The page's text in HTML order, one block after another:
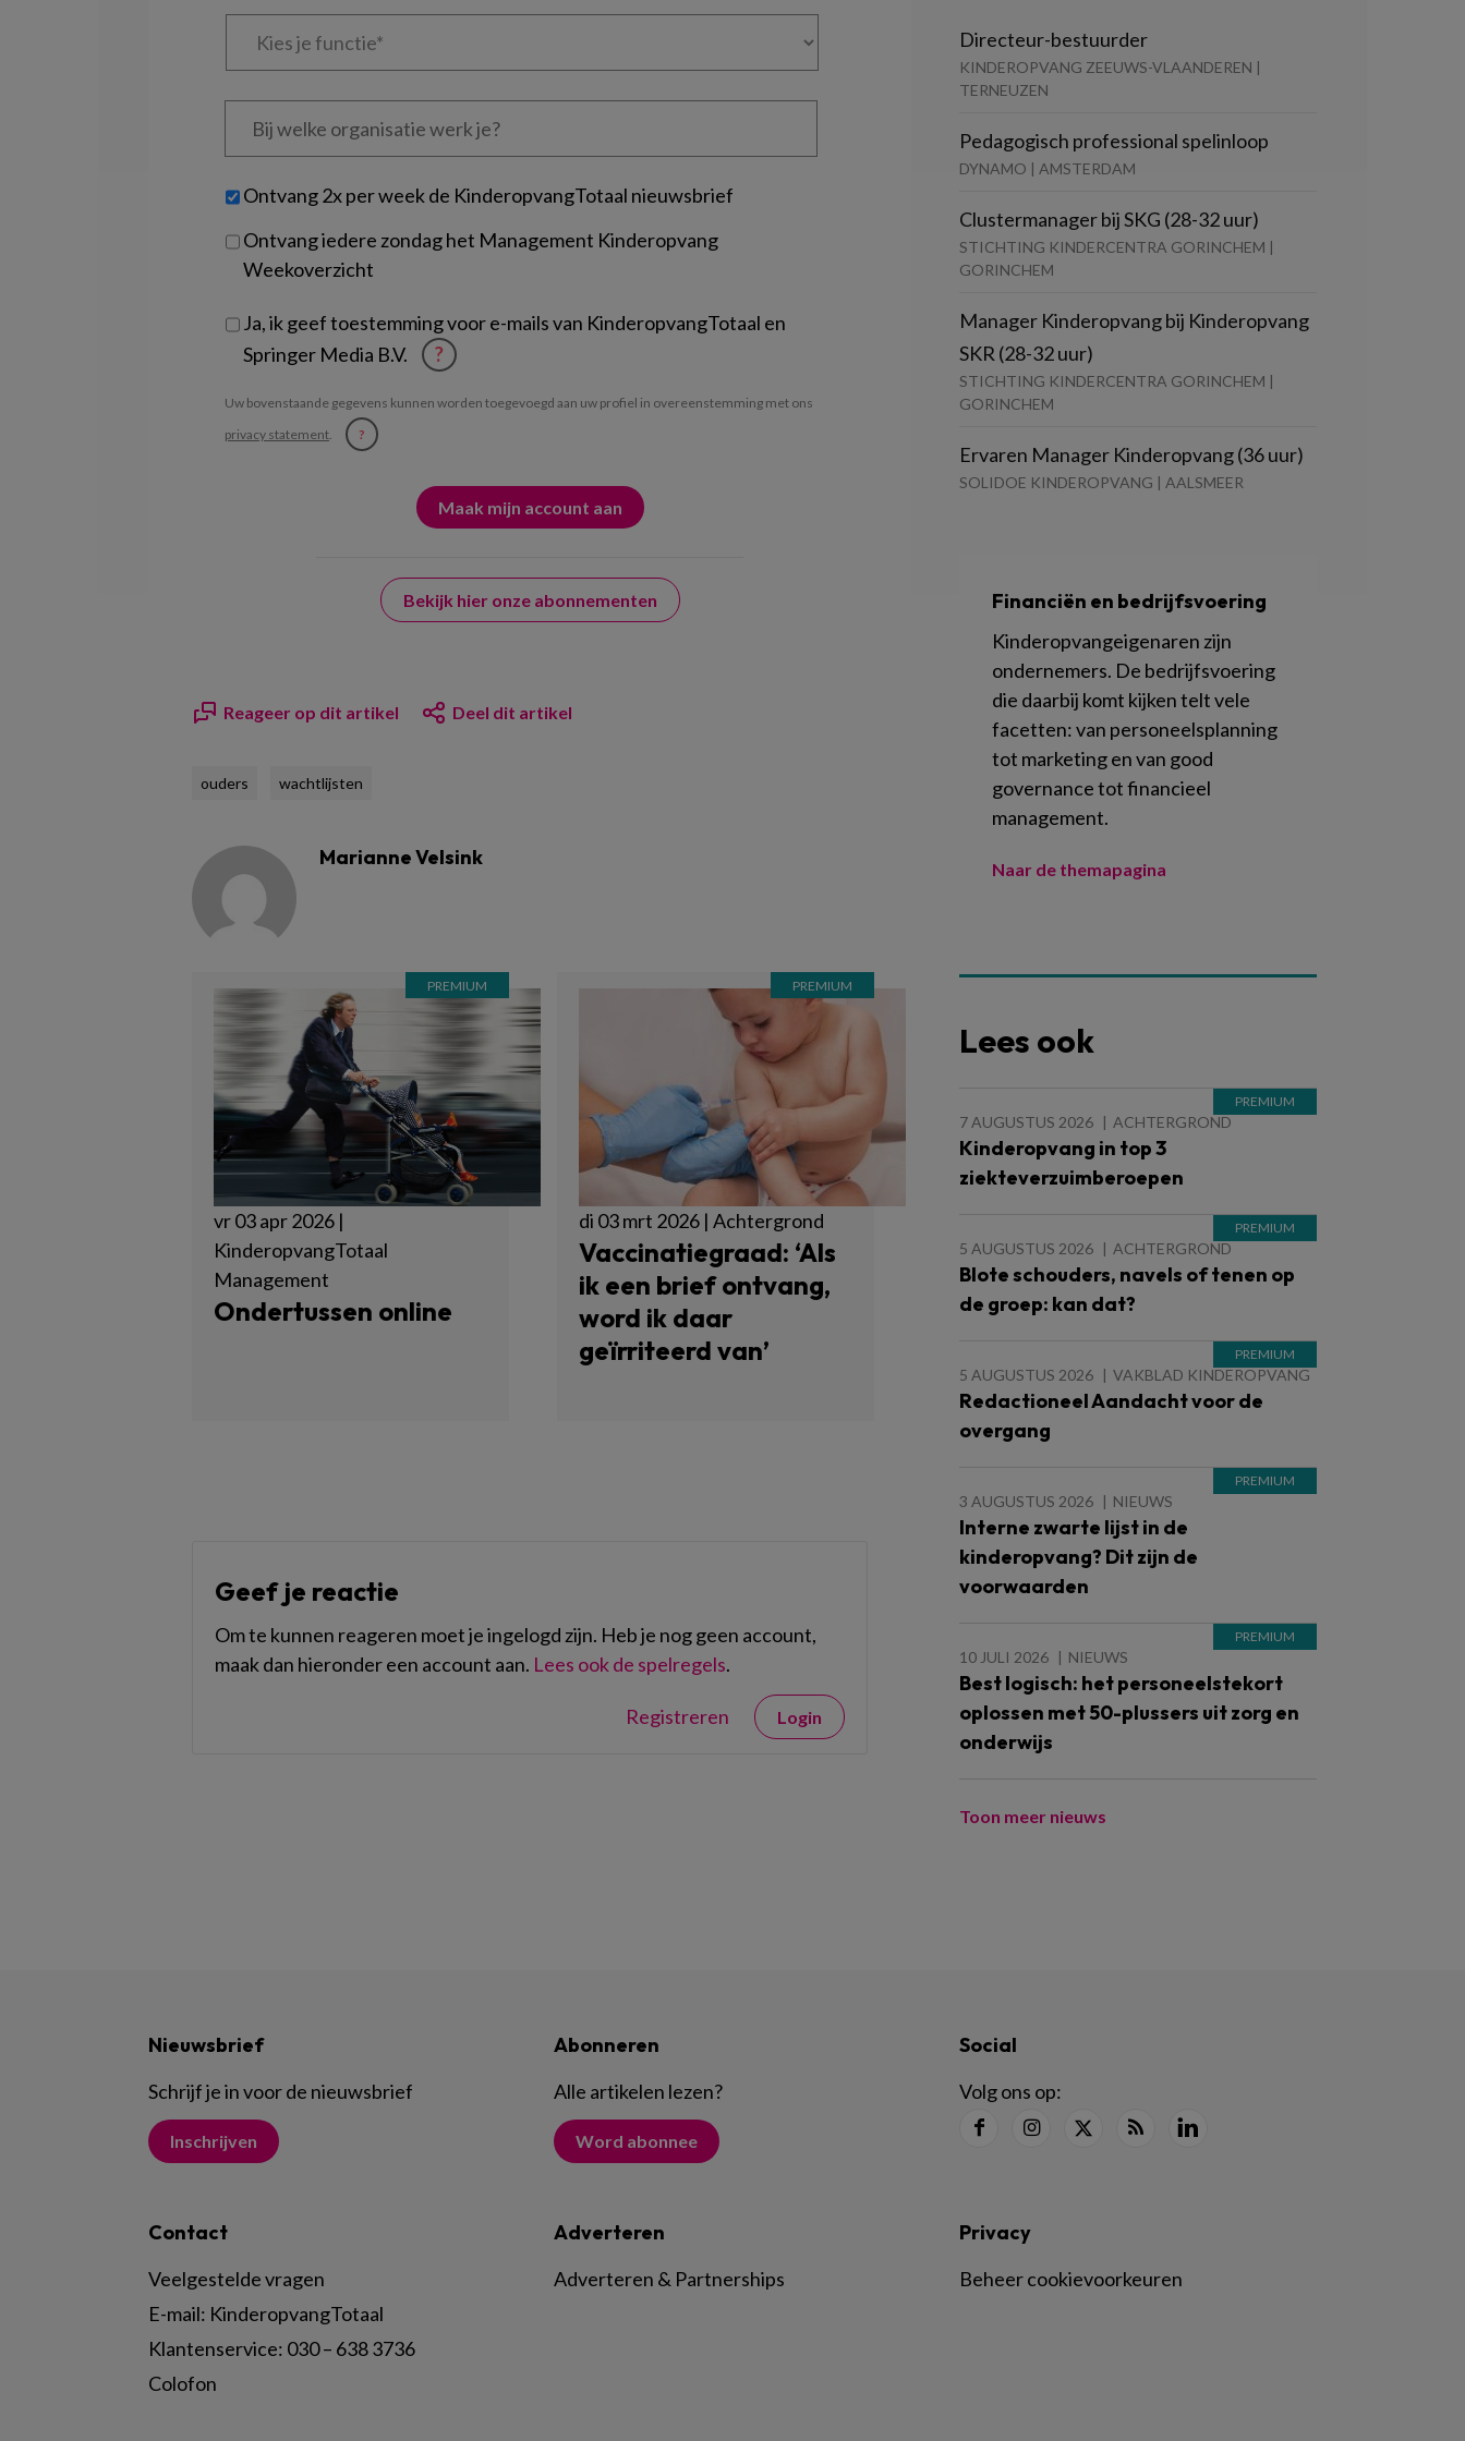
Kies
Bij
welke
je?
Untitled
Ontvang 2x per week de KinderopvangTotaal nieuwsbrief
Ontvang iedere zondag het Management Kinderopvang
Weekoverzicht
Ja, ik geef toestemming voor e-mails van KinderopvangTotaal en
Springer Media B.V.
?
Uw bovenstaande gegevens kunnen worden toegevoegd aan uw profiel in overeenstemming met ons
privacy statement. ?
Bekijk hier onze abonnementen
Reageer op dit artikel Deel dit artikel
ouders wachtlijsten
Marianne Velsink
vr 03 apr 2026 |
KinderopvangTotaal
Management
Ondertussen online
di 03 mrt 2026 | Achtergrond
Vaccinatiegraad: ‘Als
ik een brief ontvang,
word ik daar
geïrriteerd van’
Geef je reactie
Om te kunnen reageren moet je ingelogd zijn. Heb je nog geen account,
maak dan hieronder een account aan. Lees ook de spelregels.
Registreren Login
Directeur-bestuurder
KINDEROPVANG ZEEUWS-VLAANDEREN |
TERNEUZEN
Pedagogisch professional spelinloop
DYNAMO | AMSTERDAM
Clustermanager bij SKG (28-32 uur)
STICHTING KINDERCENTRA GORINCHEM |
GORINCHEM
Manager Kinderopvang bij Kinderopvang
SKR (28-32 uur)
STICHTING KINDERCENTRA GORINCHEM |
GORINCHEM
Ervaren Manager Kinderopvang (36 uur)
SOLIDOE KINDEROPVANG | AALSMEER
Financiën en bedrijfsvoering
Kinderopvangeigenaren zijn
ondernemers. De bedrijfsvoering
die daarbij komt kijken telt vele
facetten: van personeelsplanning
tot marketing en van good
governance tot financieel
management.
Naar de themapagina
Lees ook
7 AUGUSTUS 2026 ACHTERGROND
Kinderopvang in top 3
ziekteverzuimberoepen
5 AUGUSTUS 2026 ACHTERGROND
Blote schouders, navels of tenen op
de groep: kan dat?
5 AUGUSTUS 2026 VAKBLAD KINDEROPVANG
Redactioneel Aandacht voor de
overgang
3 AUGUSTUS 2026 NIEUWS
Interne zwarte lijst in de
kinderopvang? Dit zijn de
voorwaarden
10 JULI 2026 NIEUWS
Best logisch: het personeelstekort
oplossen met 50-plussers uit zorg en
onderwijs
Toon meer nieuws
Nieuwsbrief
Schrijf je in voor de nieuwsbrief
Inschrijven
Abonneren
Alle artikelen lezen?
Word abonnee
Social
Volg ons op:
Contact
Veelgestelde vragen
E-mail: KinderopvangTotaal
Klantenservice: 030 – 638 3736
Colofon
Adverteren
Adverteren & Partnerships
Privacy
Beheer cookievoorkeuren